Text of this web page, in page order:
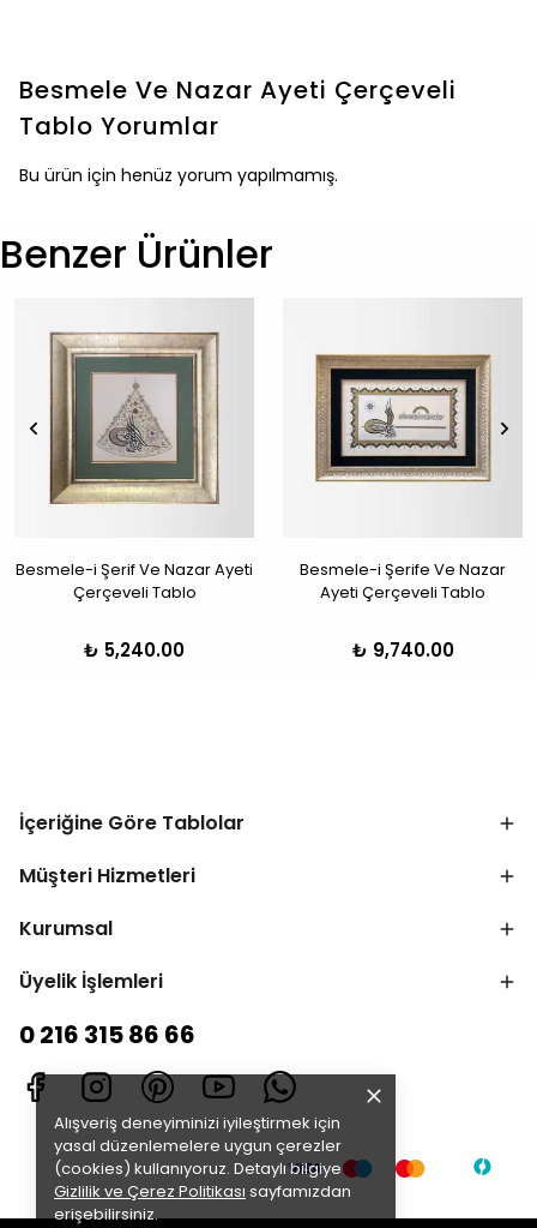
Alışveriş deneyiminizi iyileştirmek için
yasal düzenlemelere uygun çerezler
(cookies) kullanıyoruz. Detaylı bilgiye
Gizlilik ve Çerez Politikası sayfamızdan
erişebilirsiniz.
Besmele Ve Nazar Ayeti Çerçeveli
Tablo Yorumlar
Bu ürün için henüz yorum yapılmamış.
Benzer Ürünler
Besmele-i Şerif Ve Nazar Ayeti
Çerçeveli Tablo
₺ 5,240.00
Besmele-i Şerife Ve Nazar
Ayeti Çerçeveli Tablo
₺ 9,740.00
İçeriğine Göre Tablolar
Müşteri Hizmetleri
Kurumsal
Üyelik İşlemleri
0 216 315 86 66